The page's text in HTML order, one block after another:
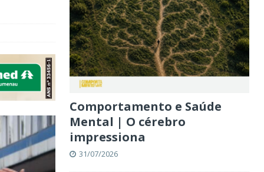
Comportamento e Saúde
Mental | O cérebro
impressiona
31/07/2026